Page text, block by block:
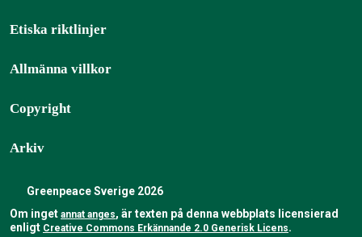
Etiska riktlinjer
Allmänna villkor
Copyright
Arkiv
Greenpeace Sverige 2026
Om inget annat anges, är texten på denna webbplats licensierad
enligt Creative Commons Erkännande 2.0 Generisk Licens.